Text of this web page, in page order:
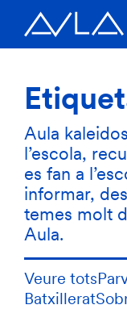
Aula
l’escola,
es fan a
informar,
temes molt
Aula.
Veure tots
Batxillerat